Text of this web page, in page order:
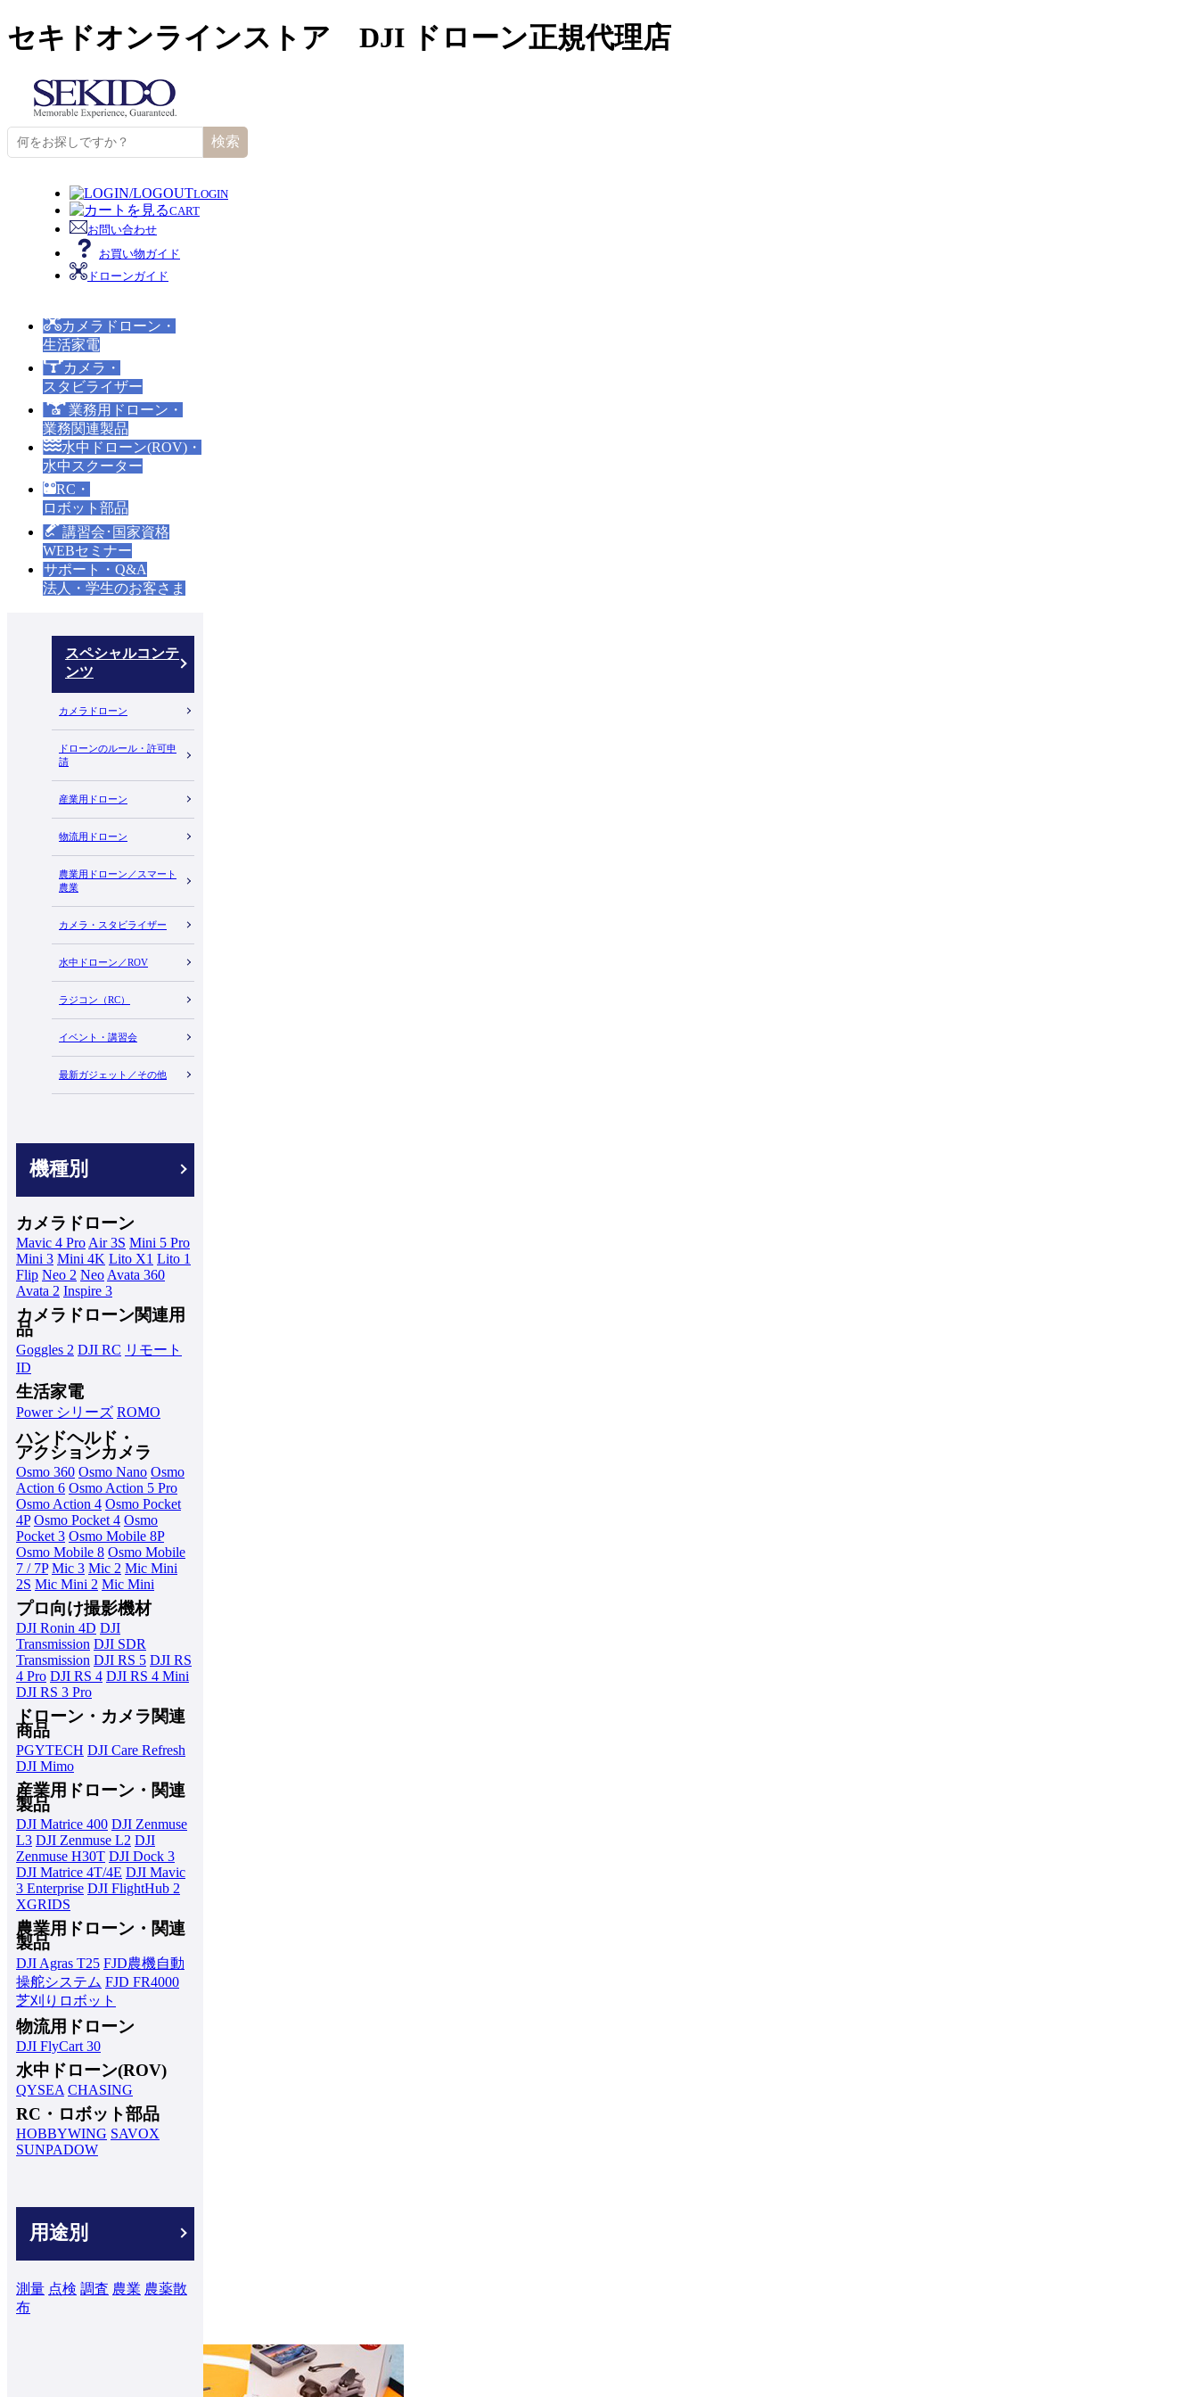
セキドオンラインストア DJI ドローン正規代理店
検索
LOGIN
CART
お問い合わせ
お買い物ガイド
ドローンガイド
カメラドローン・
生活家電
カメラ・
スタビライザー
業務用ドローン・
業務関連製品
水中ドローン(ROV)・
水中スクーター
RC・
ロボット部品
講習会･国家資格
WEBセミナー
サポート・Q&A
法人・学生のお客さま
スペシャルコンテ
ンツ
カメラドローン
ドローンのルール・許可申
請
産業用ドローン
物流用ドローン
農業用ドローン／スマート
農業
カメラ・スタビライザー
水中ドローン／ROV
ラジコン（RC）
イベント・講習会
最新ガジェット／その他
機種別
カメラドローン
Mavic 4 Pro Air 3S Mini 5 Pro
Mini 3 Mini 4K Lito X1 Lito 1
Flip Neo 2 Neo Avata 360
Avata 2 Inspire 3
カメラドローン関連用
品
Goggles 2 DJI RC リモート
ID
生活家電
Power シリーズ ROMO
ハンドヘルド・
アクションカメラ
Osmo 360 Osmo Nano Osmo
Action 6 Osmo Action 5 Pro
Osmo Action 4 Osmo Pocket
4P Osmo Pocket 4 Osmo
Pocket 3 Osmo Mobile 8P
Osmo Mobile 8 Osmo Mobile
7 / 7P Mic 3 Mic 2 Mic Mini
2S Mic Mini 2 Mic Mini
プロ向け撮影機材
DJI Ronin 4D DJI
Transmission DJI SDR
Transmission DJI RS 5 DJI RS
4 Pro DJI RS 4 DJI RS 4 Mini
DJI RS 3 Pro
ドローン・カメラ関連
商品
PGYTECH DJI Care Refresh
DJI Mimo
産業用ドローン・関連
製品
DJI Matrice 400 DJI Zenmuse
L3 DJI Zenmuse L2 DJI
Zenmuse H30T DJI Dock 3
DJI Matrice 4T/4E DJI Mavic
3 Enterprise DJI FlightHub 2
XGRIDS
農業用ドローン・関連
製品
DJI Agras T25 FJD農機自動
操舵システム FJD FR4000
芝刈りロボット
物流用ドローン
DJI FlyCart 30
水中ドローン(ROV)
QYSEA CHASING
RC・ロボット部品
HOBBYWING SAVOX
SUNPADOW
用途別
測量 点検 調査 農業 農薬散
布